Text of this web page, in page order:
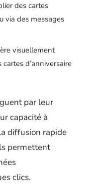
des cartes
via des messages
visuellement
d’anniversaire
par leur
capacité à
diffusion rapide
permettent
clics.